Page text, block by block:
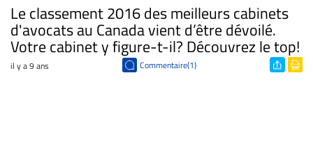
Le classement 2016 des meilleurs cabinets
d'avocats au Canada vient d’être dévoilé.
Votre cabinet y figure-t-il? Découvrez le top!
il y a 9 ans Commentaire(1)